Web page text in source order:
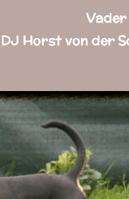
Vader
der